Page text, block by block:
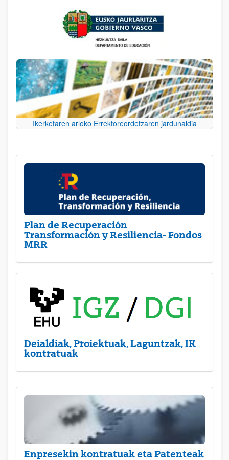
Ikerketaren arloko Errektoreordetzaren jardunaldia
Plan de Recuperación
Transformación y Resiliencia- Fondos
MRR
Deialdiak, Proiektuak, Laguntzak, IK
kontratuak
Enpresekin kontratuak eta Patenteak